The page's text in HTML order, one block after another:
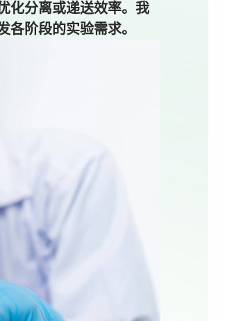
化分离或递送效率。我
阶段的实验需求。